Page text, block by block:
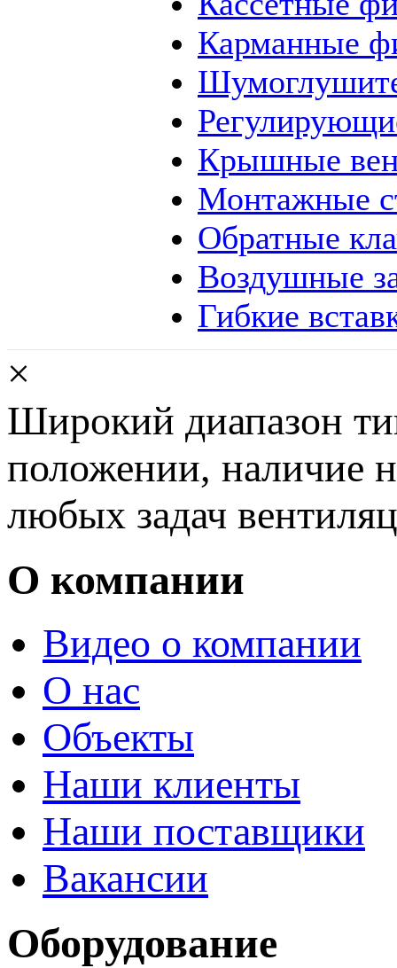
Карманные
Крышные
Монтажные
Обратные
Воздушные
Гибкие
×
Широкий диапазон
положении, наличие
любых задач
О компании
Видео о компании
О нас
Объекты
Наши клиенты
Наши поставщики
Вакансии
Оборудование